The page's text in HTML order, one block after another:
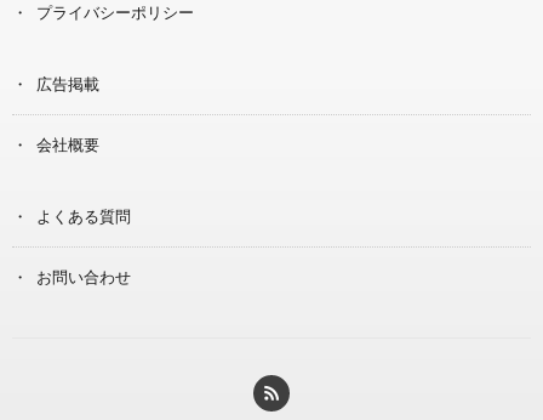
プライバシーポリシー
広告掲載
会社概要
よくある質問
お問い合わせ